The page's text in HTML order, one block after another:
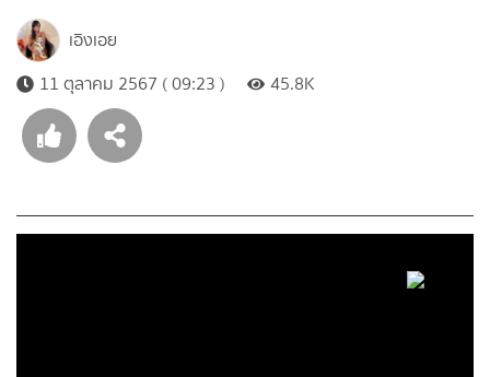
เอิงเอย
11 ตุลาคม 2567 ( 09:23 )
45.8K